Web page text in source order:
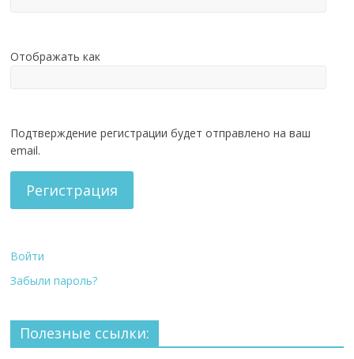
Отображать как
Подтверждение регистрации будет отправлено на ваш
email.
Регистрация
Войти
Забыли пароль?
Полезные ссылки: